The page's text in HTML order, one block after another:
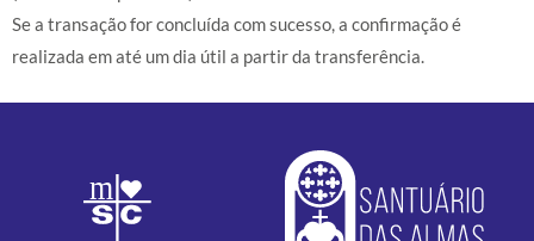
Se a transação for concluída com sucesso, a confirmação é
realizada em até um dia útil a partir da transferência.